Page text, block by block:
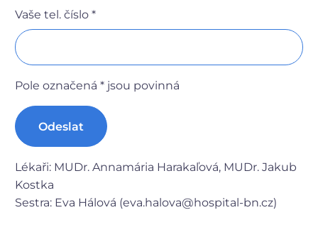
Vaše tel. číslo *
Pole označená * jsou povinná
Odeslat
Lékaři: MUDr. Annamária Harakaľová, MUDr. Jakub
Kostka
Sestra: Eva Hálová (eva.halova@hospital-bn.cz)